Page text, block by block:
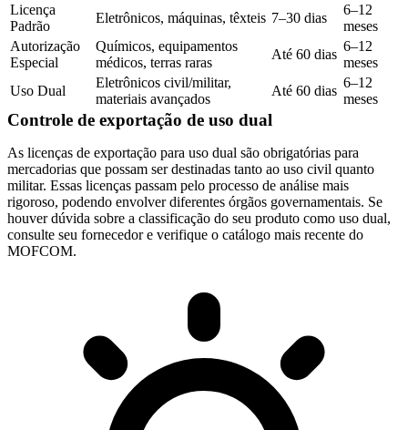
Licença
Padrão
Eletrônicos, máquinas, têxteis 7–30 dias
6–12
meses
Autorização
Especial
Químicos, equipamentos
médicos, terras raras
Até 60 dias
6–12
meses
Uso Dual
Eletrônicos civil/militar,
materiais avançados
Até 60 dias
6–12
meses
Controle de exportação de uso dual
As licenças de exportação para uso dual são obrigatórias para
mercadorias que possam ser destinadas tanto ao uso civil quanto
militar. Essas licenças passam pelo processo de análise mais
rigoroso, podendo envolver diferentes órgãos governamentais. Se
houver dúvida sobre a classificação do seu produto como uso dual,
consulte seu fornecedor e verifique o catálogo mais recente do
MOFCOM.